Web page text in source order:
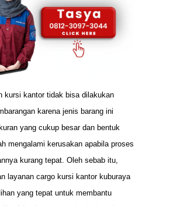
kursi kantor tidak bisa dilakukan
karena jenis barang ini
yang cukup besar dan bentuk
mengalami kerusakan apabila proses
kurang tepat. Oleh sebab itu,
layanan cargo kursi kantor kuburaya
yang tepat untuk membantu